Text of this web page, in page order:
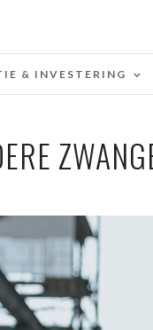
& INVESTERING